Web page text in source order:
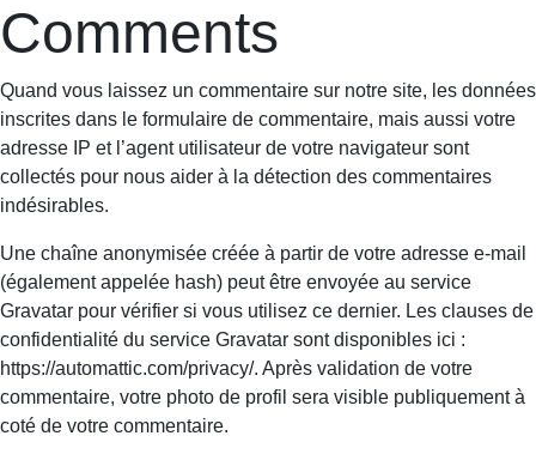
Comments
Quand vous laissez un commentaire sur notre site, les données
inscrites dans le formulaire de commentaire, mais aussi votre
adresse IP et l’agent utilisateur de votre navigateur sont
collectés pour nous aider à la détection des commentaires
indésirables.
Une chaîne anonymisée créée à partir de votre adresse e-mail
(également appelée hash) peut être envoyée au service
Gravatar pour vérifier si vous utilisez ce dernier. Les clauses de
confidentialité du service Gravatar sont disponibles ici :
https://automattic.com/privacy/. Après validation de votre
commentaire, votre photo de profil sera visible publiquement à
coté de votre commentaire.